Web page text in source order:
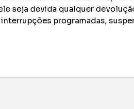
seja devida qualquer
programadas,